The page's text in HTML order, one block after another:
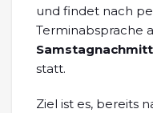
und findet nach
Terminabsprache
statt.
Ziel ist es, bereits